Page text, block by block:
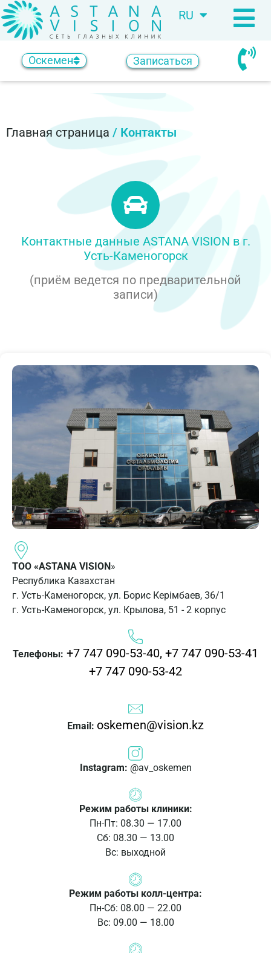
RU
KZ
Оскемен Записаться
Главная страница / Контакты
Контактные данные ASTANA VISION в г.
Усть-Каменогорск
(приём ведется по предварительной
записи)
ТОО «ASTANA VISION »
Республика Казахстан
г. Усть-Каменогорск, ул. Борис Керімбаев, 36/1
г. Усть-Каменогорск, ул. Крылова, 51 - 2 корпус
Телефоны: +7 747 090-53-40, +7 747 090-53-41
+7 747 090-53-42
Email: oskemen@vision.kz
Instagram: @av_oskemen
Режим работы клиники:
Пн-Пт: 08.30 — 17.00
Сб: 08.30 — 13.00
Вс: выходной
Режим работы колл-центра:
Пн-Сб: 08.00 — 22.00
Вс: 09.00 — 18.00